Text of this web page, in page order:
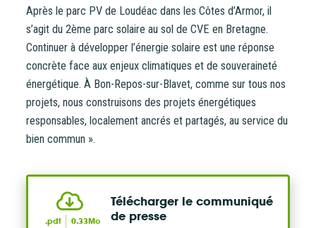
Après le parc PV de Loudéac dans les Côtes d’Armor, il
s’agit du 2ème parc solaire au sol de CVE en Bretagne.
Continuer à développer l’énergie solaire est une réponse
concrète face aux enjeux climatiques et de souveraineté
énergétique. À Bon-Repos-sur-Blavet, comme sur tous nos
projets, nous construisons des projets énergétiques
responsables, localement ancrés et partagés, au service du
bien commun ».
.pdf 0.33Mo
Télécharger le communiqué
de presse